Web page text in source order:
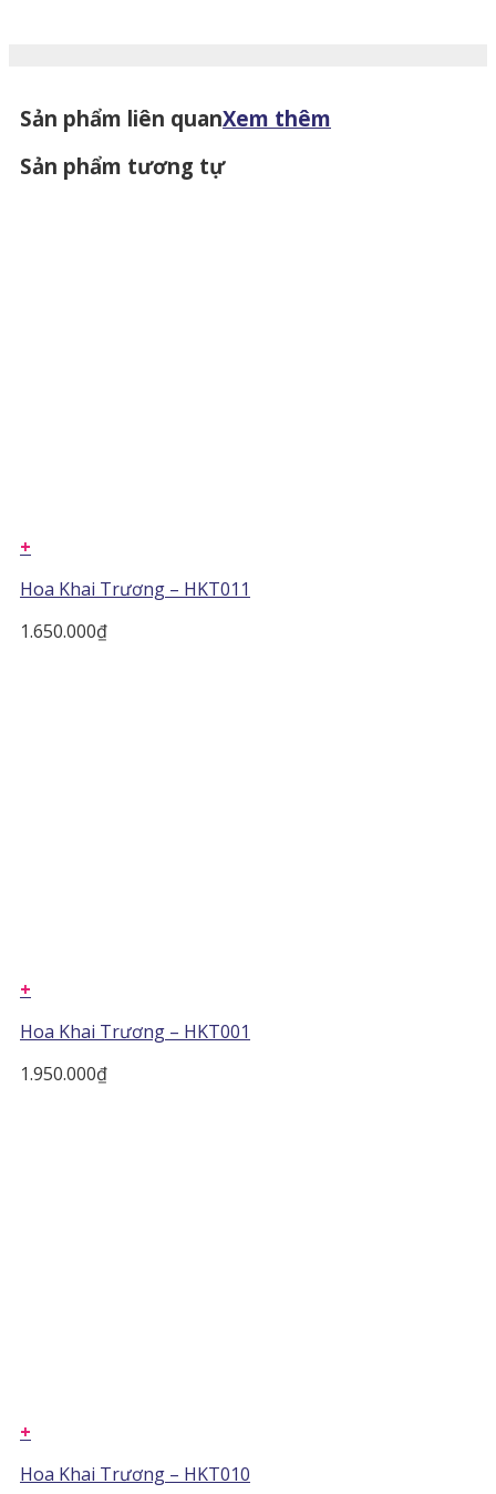
Sản phẩm liên quanXem thêm
Sản phẩm tương tự
+
Hoa Khai Trương – HKT011
1.650.000₫
+
Hoa Khai Trương – HKT001
1.950.000₫
+
Hoa Khai Trương – HKT010